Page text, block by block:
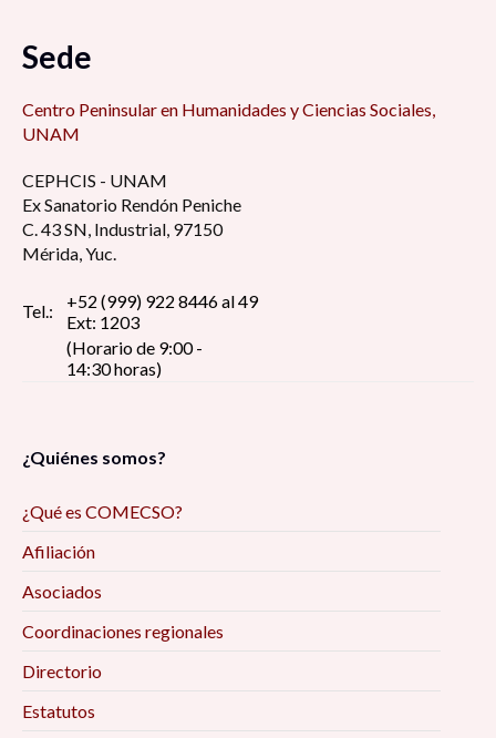
Sede
Centro Peninsular en Humanidades y Ciencias Sociales,
UNAM
CEPHCIS - UNAM
Ex Sanatorio Rendón Peniche
C. 43 SN, Industrial, 97150
Mérida, Yuc.
Tel.:
+52 (999) 922 8446 al 49
Ext: 1203
(Horario de 9:00 -
14:30 horas)
¿Quiénes somos?
¿Qué es COMECSO?
Afiliación
Asociados
Coordinaciones regionales
Directorio
Estatutos